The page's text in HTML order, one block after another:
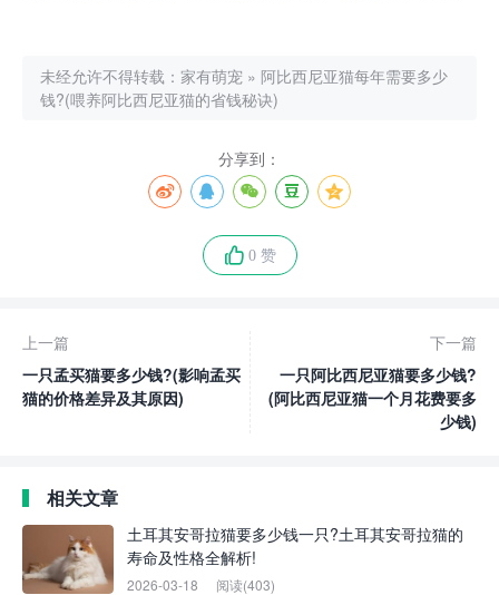
未经允许不得转载： 家有萌宠 » 阿比西尼亚猫每年需要多少
钱?(喂养阿比西尼亚猫的省钱秘诀)
分享到：
0 赞
上一篇
一只孟买猫要多少钱?(影响孟买
猫的价格差异及其原因)
下一篇
一只阿比西尼亚猫要多少钱?
(阿比西尼亚猫一个月花费要多
少钱)
相关文章
土耳其安哥拉猫要多少钱一只?土耳其安哥拉猫的
寿命及性格全解析!
2026-03-18 阅读(403)